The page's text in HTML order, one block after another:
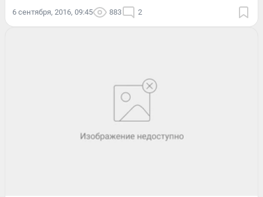
6 сентября, 2016, 09:45 883 2